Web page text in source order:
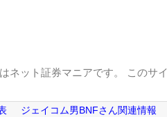
ネット証券マニアです。 このサ
ジェイコム男BNFさん関連情報